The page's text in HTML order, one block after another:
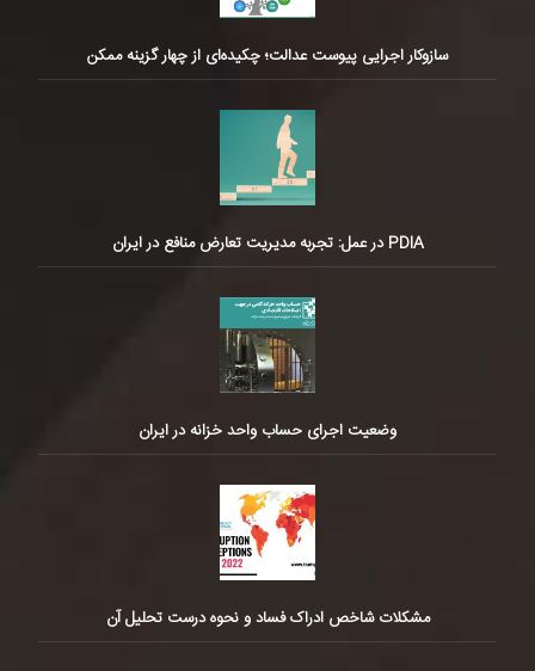
سازوکار اجرایی پیوست عدالت؛ چکیده‌ای از چهار گزینه ممکن
PDIA در عمل: تجربه مدیریت تعارض منافع در ایران
وضعیت اجرای حساب واحد خزانه در ایران
مشکلات شاخص ادراک فساد و نحوه درست تحلیل آن